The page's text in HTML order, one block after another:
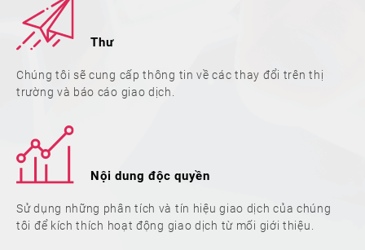
Thư
Chúng tôi sẽ cung cấp thông tin về các thay đổi trên thị
trường và báo cáo giao dịch.
Nội dung độc quyền
Sử dụng những phân tích và tín hiệu giao dịch của chúng
tôi để kích thích hoạt động giao dịch từ mối giới thiệu.